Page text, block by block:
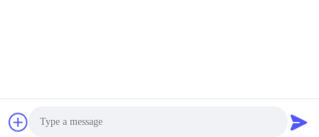
fournisseur. 2024-2025 filters-oil.com . Tous droits réservés.